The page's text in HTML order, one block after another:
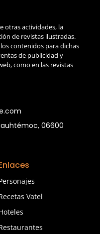
otras actividades, la
de revistas ilustradas.
contenidos para dichas
de publicidad y
como en las revistas
06600
Vatel